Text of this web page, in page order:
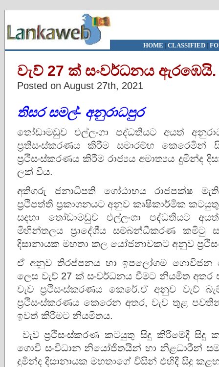
HOME | CLASSIFIED|
වැව් 27 ක් සංවර්ධනය ඇරඹෙයි.
Posted on August 27th, 2021
තිසර සමල්- අනුරාධපුර
තෝඩාමඩුව එල්ලංගා පද්ධතියට අයත්
ප්‍රතිසංස්කරණය කිරීම සමාරම්භ
ප්‍රථිසංස්කරණය කිරීම රාජ්‍යය අමාත්‍යය දුමින්ද
ලක් විය.
අතිගරු ජනාධිපති ගෝඨාභය රාජපක්ෂ
ප්‍රථිපත්ති ප්‍රකාශනය⁣ට අනුව කෘෂිකාර්මික
සදහා තෝඩාමඩුව එල්ලංගා පද්ධතිය⁣ට
මිහින්තලය ප්‍රාදේශීය සම්බන්ධීකරණ කමිටු
දිසානායක මහතා කල යෝජනාවකට අනුව
ඒ අනුව තිරප්පනය හා ඉපලෝගම ගොවිජන
ලෙස වැව් 27 ක් සංවර්ධනය වීමට නියමිත
වැව ප්‍රථිසංස්කරණය කෙරේ.ඒ අනුව වැව්
ප්‍රථිසංස්කරණය කෙරෙන අතර, වැව තුළ
ඉවත් කිරීමට නියමිතය.
වැව ප්‍රථිසංස්කරණ කටයුතු සිදු කිරීමේදී
ගොවි සංවිධාන නියෝජිතයින් හා නිළධාරීන්
දුමින්ද දිසානායක මහතාගේ විසින් එහිදී සිදු